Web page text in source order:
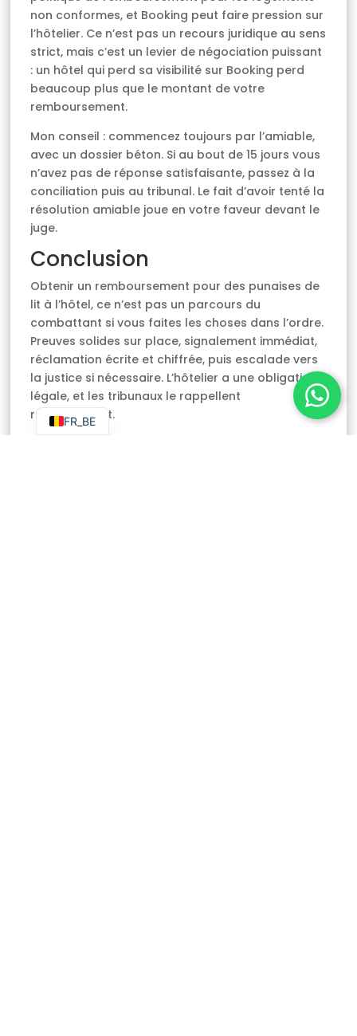
non conformes, et Booking peut faire pression sur
l’hôtelier. Ce n’est pas un recours juridique au sens
strict, mais c’est un levier de négociation puissant
: un hôtel qui perd sa visibilité sur Booking perd
beaucoup plus que le montant de votre
remboursement.
Mon conseil : commencez toujours par l’amiable,
avec un dossier béton. Si au bout de 15 jours vous
n’avez pas de réponse satisfaisante, passez à la
conciliation puis au tribunal. Le fait d’avoir tenté la
résolution amiable joue en votre faveur devant le
juge.
Conclusion
Obtenir un remboursement pour des punaises de
lit à l’hôtel, ce n’est pas un parcours du
combattant si vous faites les choses dans l’ordre.
Preuves solides sur place, signalement immédiat,
réclamation écrite et chiffrée, puis escalade vers
la justice si nécessaire. L’hôtelier a une obligation
légale, et les tribunaux le rappellent
régulièrement.
FR_BE
EN